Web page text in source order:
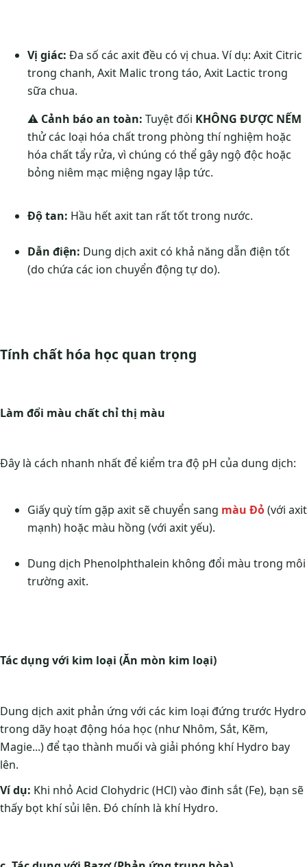
Vị giác: Đa số các axit đều có vị chua. Ví dụ: Axit Citric
trong chanh, Axit Malic trong táo, Axit Lactic trong
sữa chua.
⚠️ Cảnh báo an toàn: Tuyệt đối KHÔNG ĐƯỢC NẾM
thử các loại hóa chất trong phòng thí nghiệm hoặc
hóa chất tẩy rửa, vì chúng có thể gây ngộ độc hoặc
bỏng niêm mạc miệng ngay lập tức.
Độ tan: Hầu hết axit tan rất tốt trong nước.
Dẫn điện: Dung dịch axit có khả năng dẫn điện tốt
(do chứa các ion chuyển động tự do).
Tính chất hóa học quan trọng
Làm đổi màu chất chỉ thị màu
Đây là cách nhanh nhất để kiểm tra độ pH của dung dịch:
Giấy quỳ tím gặp axit sẽ chuyển sang màu Đỏ(với axit
mạnh) hoặc màu hồng (với axit yếu).
Dung dịch Phenolphthalein không đổi màu trong môi
trường axit.
Tác dụng với kim loại (Ăn mòn kim loại)
Dung dịch axit phản ứng với các kim loại đứng trước Hydro
trong dãy hoạt động hóa học (như Nhôm, Sắt, Kẽm,
Magie...) để tạo thành muối và giải phóng khí Hydro bay
lên.
Ví dụ: Khi nhỏ Acid Clohydric (HCl) vào đinh sắt (Fe), bạn sẽ
thấy bọt khí sủi lên. Đó chính là khí Hydro.